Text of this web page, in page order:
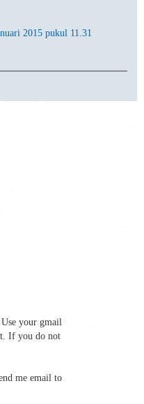
2015 pukul 11.31
your gmail
If you do not
me email to